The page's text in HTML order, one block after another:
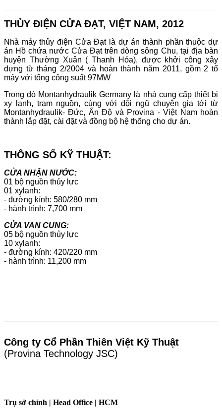
THỦY ĐIỆN CỬA ĐẠT, VIỆT NAM, 2012
Nhà máy thủy điện Cửa Đạt là dự án thành phần thuộc dự
án Hồ chứa nước Cửa Đạt trên dòng sông Chu, tại địa bàn
huyện Thường Xuân ( Thanh Hóa), được khởi công xây
dựng từ tháng 2/2004 và hoàn thành năm 2011, gồm 2 tổ
máy với tổng công suất 97MW
Trong đó Montanhydraulik Germany là nhà cung cấp thiết bị
xy lanh, trạm nguồn, cùng với đội ngũ chuyên gia tới từ
Montanhydraulik- Đức, Ấn Độ và Provina - Việt Nam hoàn
thành lắp đặt, cài đặt và đồng bộ hệ thống cho dự án.
THÔNG SỐ KỸ THUẬT:
CỬA NHẬN NƯỚC:
01 bộ nguồn thủy lực
01 xylanh:
- đường kính: 580/280 mm
- hành trình: 7,700 mm
CỬA VAN CUNG:
05 bộ nguồn thủy lực
10 xylanh:
- đường kính: 420/220 mm
- hành trình: 11,200 mm
Công ty Cổ Phần Thiên Việt Kỹ Thuật
(Provina Technology JSC)
Trụ sở chính | Head Office | HCM